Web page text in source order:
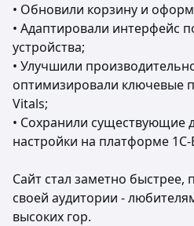
• Обновили корзину и
• Адаптировали интерфейс
устройства;
• Улучшили
оптимизировали ключевые
Vitals;
• Сохранили существующие
настройки на платформе 1С-
Сайт стал заметно быстрее,
своей аудитории -
высоких гор.